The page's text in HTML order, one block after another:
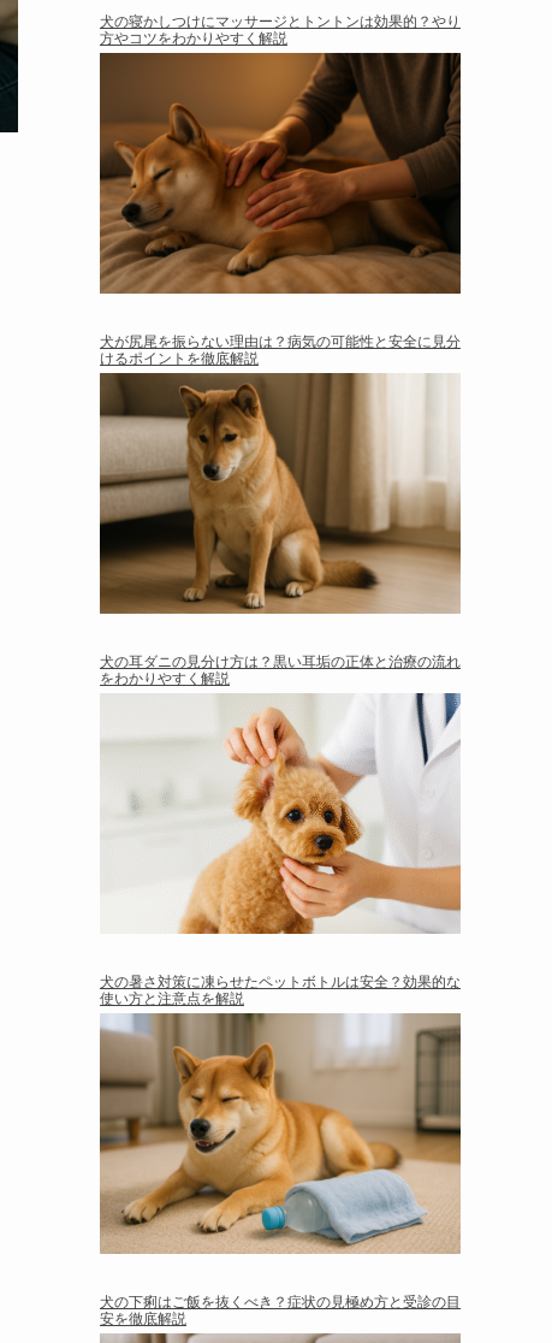
犬の寝かしつけにマッサージとトントンは効果的？やり
方やコツをわかりやすく解説
犬が尻尾を振らない理由は？病気の可能性と安全に見分
けるポイントを徹底解説
犬の耳ダニの見分け方は？黒い耳垢の正体と治療の流れ
をわかりやすく解説
犬の暑さ対策に凍らせたペットボトルは安全？効果的な
使い方と注意点を解説
犬の下痢はご飯を抜くべき？症状の見極め方と受診の目
安を徹底解説